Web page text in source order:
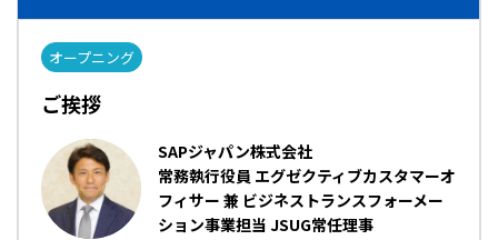
オープニング
ご挨拶
SAPジャパン株式会社
常務執行役員 エグゼクティブカスタマーオ
フィサー 兼 ビジネストランスフォーメー
ション事業担当 JSUG常任理事